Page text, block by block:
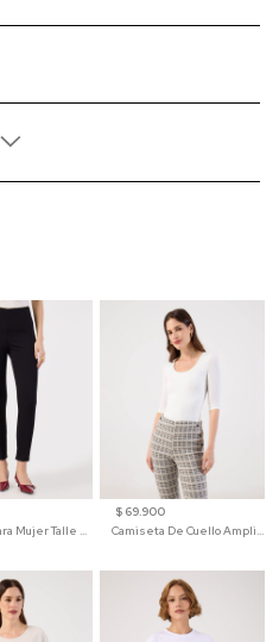
Leggigs Para Mujer Talle Alto Liso
$ 69.900
Camiseta De Cuello Amplio Y Manga 3/4 Para Mujer